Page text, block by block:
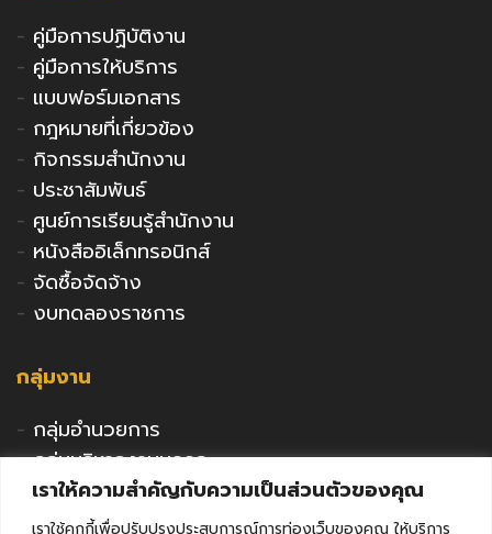
เราให้ความสำคัญกับความเป็นส่วนตัวของคุณ
เราใช้คุกกี้เพื่อปรับปรุงประสบการณ์การท่องเว็บของคุณ ให้บริการ
- คู่มือการปฏิบัติงาน
- คู่มือการให้บริการ
- แบบฟอร์มเอกสาร
- กฎหมายที่เกี่ยวข้อง
- กิจกรรมสำนักงาน
- ประชาสัมพันธ์
- ศูนย์การเรียนรู้สำนักงาน
- หนังสืออิเล็กทรอนิกส์
- จัดซื้อจัดจ้าง
- งบทดลองราชการ
กลุ่มงาน
- กลุ่มอำนวยการ
-กลุ่มบริหารงานบุคคล
กลุ่มนโยบายและแผน
-กลุ่มนิเทศติดตามและประเมินผล